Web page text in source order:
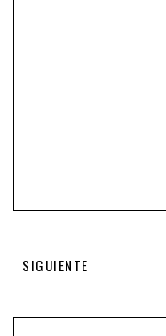
SIGUIENTE